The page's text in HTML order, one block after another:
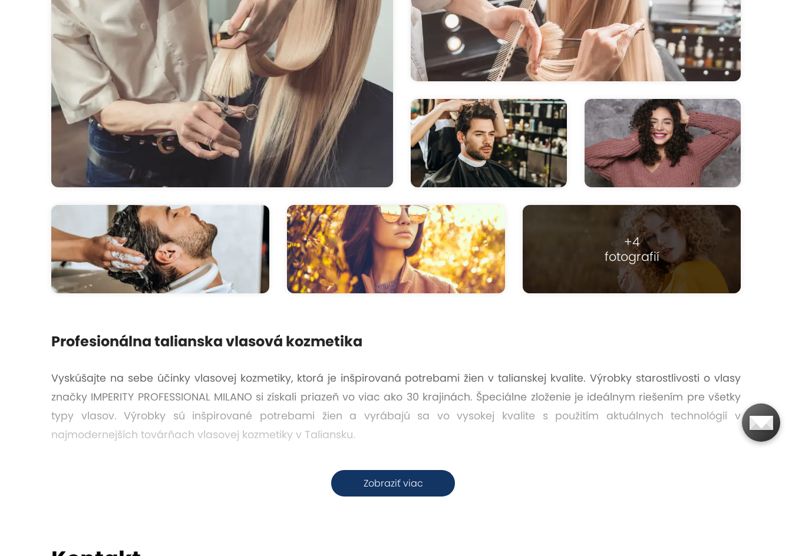
+4
fotografií
Zobraziť viac
Profesionálna talianska vlasová kozmetika
Vyskúšajte na sebe účinky vlasovej kozmetiky, ktorá je inšpirovaná potrebami žien v talianskej kvalite. Výrobky starostlivosti o vlasy
značky IMPERITY PROFESSIONAL MILANO si získali priazeň vo viac ako 30 krajinách. Špeciálne zloženie je ideálnym riešením pre všetky
typy vlasov. Výrobky sú inšpirované potrebami žien a vyrábajú sa vo vysokej kvalite s použitím aktuálnych technológií v
najmodernejších továrňach vlasovej kozmetiky v Taliansku.